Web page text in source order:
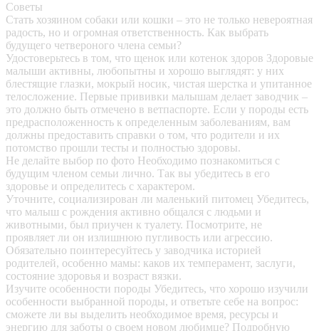
Советы
Стать хозяином собаки или кошки – это не только невероятная
радость, но и огромная ответственность. Как выбрать
будущего четвероного члена семьи?
Удостоверьтесь в том, что щенок или котенок здоров Здоровые
малыши активны, любопытны и хорошо выглядят: у них
блестящие глазки, мокрый носик, чистая шерстка и упитанное
телосложение. Первые прививки малышам делает заводчик –
это должно быть отмечено в ветпаспорте. Если у породы есть
предрасположенность к определенным заболеваниям, вам
должны предоставить справки о том, что родители и их
потомство прошли тесты и полностью здоровы.
Не делайте выбор по фото Необходимо познакомиться с
будущим членом семьи лично. Так вы убедитесь в его
здоровье и определитесь с характером.
Уточните, социализирован ли маленький питомец Убедитесь,
что малыш с рождения активно общался с людьми и
животными, был приучен к туалету. Посмотрите, не
проявляет ли он излишнюю пугливость или агрессию.
Обязательно поинтересуйтесь у заводчика историей
родителей, особенно мамы: каков их темперамент, заслуги,
состояние здоровья и возраст вязки.
Изучите особенности породы Убедитесь, что хорошо изучили
особенности выбранной породы, и ответьте себе на вопрос:
сможете ли вы выделить необходимое время, ресурсы и
энергию для заботы о своем новом любимце? Подробную